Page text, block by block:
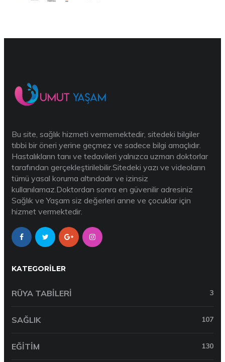
Bu site, sağlık hizmeti vermemektedir, sitedeki bilgiler
tıbbi bir öneri yerine geçmez ve sadece bilgi amaçlıdır.
Hastalıkların tanı ve tedavileri yalnızca uzman doktorlar
tarafından gerçekleştirilebilir.Sitedeki yazı ve videoların
tümü yasal koruma altındadır ve izinsiz
kullanılamaz.Doktordan sonra en güvenilir adresiniz
Sağlık ve Yaşam siz değerleri anne ve çocuklar için
hizmet vermektedir.
KATEGORILER
RÜYA TABILERI 3
SAĞLIK 107
EĞITIM 130